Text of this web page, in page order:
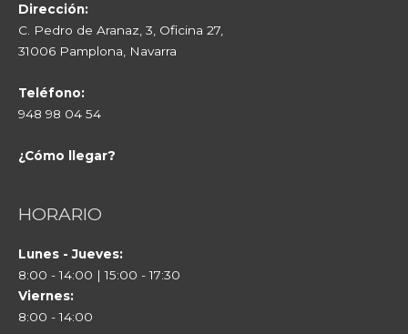
Dirección:
C. Pedro de Aranaz, 3, Oficina 27,
31006 Pamplona, Navarra
Teléfono:
948 98 04 54
¿Cómo llegar?
HORARIO
Lunes - Jueves:
8:00 - 14:00 | 15:00 - 17:30
Viernes:
8:00 - 14:00